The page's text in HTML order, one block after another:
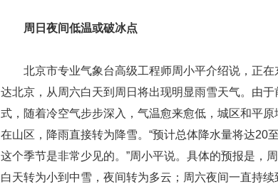
周日夜间低温或破冰点
北京市专业气象台高级工程师周小平介绍说，正
达北京，从周六白天到周日将出现明显雨雪天气。由
式，随着冷空气步步深入，气温愈来愈低，城区和平原
在山区，降雨直接转为降雪。“预计总体降水量将达20
这个季节是非常少见的。”周小平说。具体的预报是，
白天转为小到中雪，夜间转为多云；周六夜间一直持续